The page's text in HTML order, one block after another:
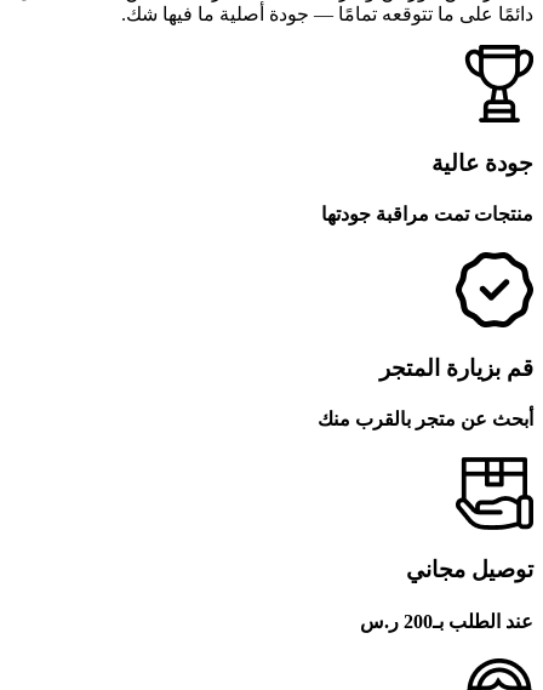
دائمًا على ما تتوقعه تمامًا — جودة أصلية ما فيها شك.
جودة عالية
منتجات تمت مراقبة جودتها
قم بزيارة المتجر
أبحث عن متجر بالقرب منك
توصيل مجاني
عند الطلب بـ200 ر.س